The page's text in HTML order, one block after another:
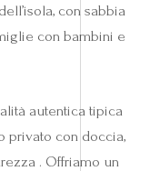
con sabbia
con bambini e
autentica tipica
privato con doccia,
. Offriamo un